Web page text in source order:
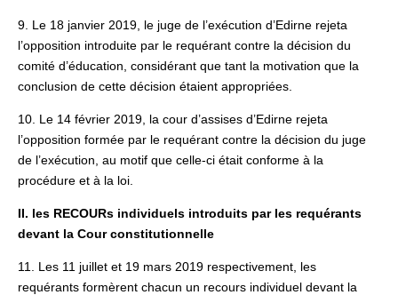
9. Le 18 janvier 2019, le juge de l’exécution d’Edirne rejeta
l’opposition introduite par le requérant contre la décision du
comité d’éducation, considérant que tant la motivation que la
conclusion de cette décision étaient appropriées.
10. Le 14 février 2019, la cour d’assises d’Edirne rejeta
l’opposition formée par le requérant contre la décision du juge
de l’exécution, au motif que celle-ci était conforme à la
procédure et à la loi.
II. les RECOURs individuels introduits par les requérants
devant la Cour constitutionnelle
11. Les 11 juillet et 19 mars 2019 respectivement, les
requérants formèrent chacun un recours individuel devant la